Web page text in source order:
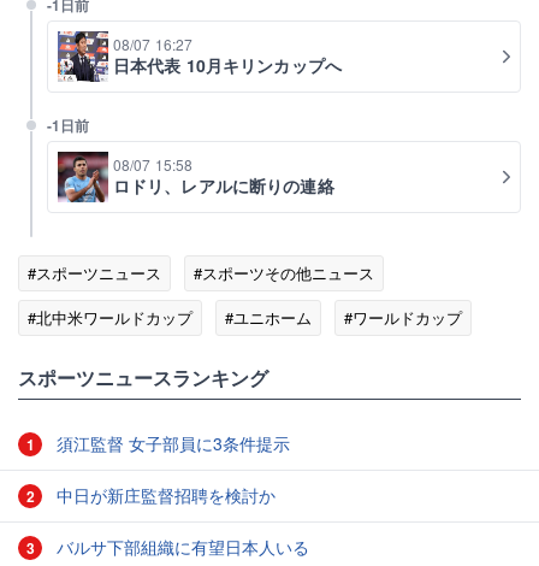
-1日前
08/07 16:27
日本代表 10月キリンカップへ
-1日前
08/07 15:58
ロドリ、レアルに断りの連絡
#スポーツニュース
#スポーツその他ニュース
#北中米ワールドカップ
#ユニホーム
#ワールドカップ
スポーツニュースランキング
1 須江監督 女子部員に3条件提示
2 中日が新庄監督招聘を検討か
3 バルサ下部組織に有望日本人いる